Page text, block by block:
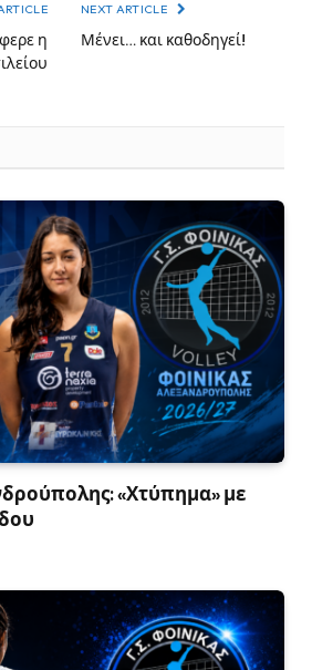
η
NEXT ARTICLE
Μένει… και καθοδηγεί!
«Χτύπημα» με